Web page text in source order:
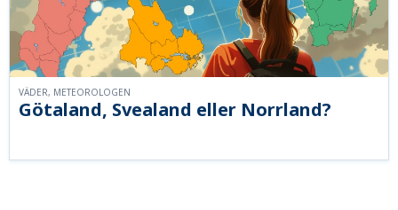
Götaland, Svealand eller Norrland?
VÄDER, METEOROLOGEN